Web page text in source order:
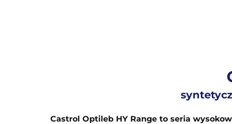
Castrol Optileb HY Range to seria